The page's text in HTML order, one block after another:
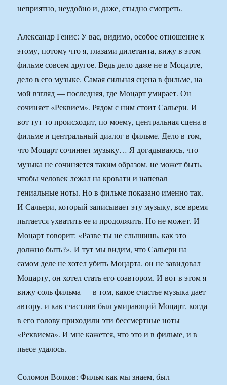
неприятно, неудобно и, даже, стыдно смотреть.
Александр Генис: У вас, видимо, особое отношение к
этому, потому что я, глазами дилетанта, вижу в этом
фильме совсем другое. Ведь дело даже не в Моцарте,
дело в его музыке. Самая сильная сцена в фильме, на
мой взгляд — последняя, где Моцарт умирает. Он
сочиняет «Реквием». Рядом с ним стоит Сальери. И
вот тут-то происходит, по-моему, центральная сцена в
фильме и центральный диалог в фильме. Дело в том,
что Моцарт сочиняет музыку… Я догадываюсь, что
музыка не сочиняется таким образом, не может быть,
чтобы человек лежал на кровати и напевал
гениальные ноты. Но в фильме показано именно так.
И Сальери, который записывает эту музыку, все время
пытается ухватить ее и продолжить. Но не может. И
Моцарт говорит: «Разве ты не слышишь, как это
должно быть?». И тут мы видим, что Сальери на
самом деле не хотел убить Моцарта, он не завидовал
Моцарту, он хотел стать его соавтором. И вот в этом я
вижу соль фильма — в том, какое счастье музыка дает
автору, и как счастлив был умирающий Моцарт, когда
в его голову приходили эти бессмертные ноты
«Реквиема». И мне кажется, что это и в фильме, и в
пьесе удалось.
Соломон Волков: Фильм как мы знаем, был